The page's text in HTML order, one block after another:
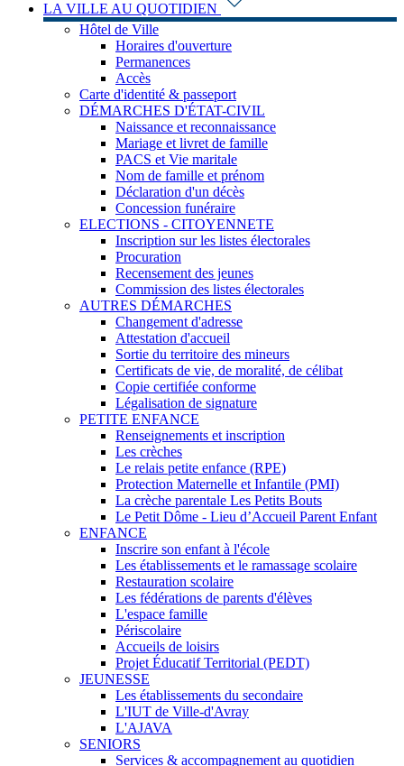
LA VILLE AU QUOTIDIEN
Hôtel de Ville
Horaires d'ouverture
Permanences
Accès
Carte d'identité & passeport
DÉMARCHES D'ÉTAT-CIVIL
Naissance et reconnaissance
Mariage et livret de famille
PACS et Vie maritale
Nom de famille et prénom
Déclaration d'un décès
Concession funéraire
ELECTIONS - CITOYENNETE
Inscription sur les listes électorales
Procuration
Recensement des jeunes
Commission des listes électorales
AUTRES DÉMARCHES
Changement d'adresse
Attestation d'accueil
Sortie du territoire des mineurs
Certificats de vie, de moralité, de célibat
Copie certifiée conforme
Légalisation de signature
PETITE ENFANCE
Renseignements et inscription
Les crèches
Le relais petite enfance (RPE)
Protection Maternelle et Infantile (PMI)
La crèche parentale Les Petits Bouts
Le Petit Dôme - Lieu d’Accueil Parent Enfant
ENFANCE
Inscrire son enfant à l'école
Les établissements et le ramassage scolaire
Restauration scolaire
Les fédérations de parents d'élèves
L'espace famille
Périscolaire
Accueils de loisirs
Projet Éducatif Territorial (PEDT)
JEUNESSE
Les établissements du secondaire
L'IUT de Ville-d'Avray
L'AJAVA
SENIORS
Services & accompagnement au quotidien